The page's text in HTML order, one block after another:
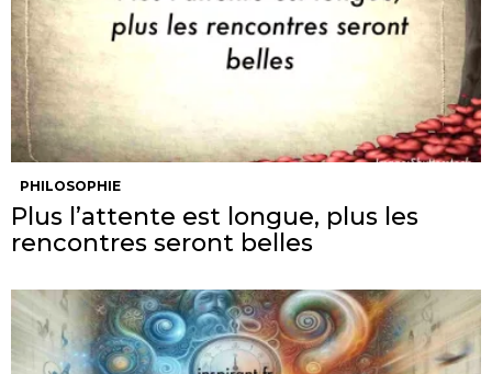
PHILOSOPHIE
Plus l’attente est longue, plus les
rencontres seront belles